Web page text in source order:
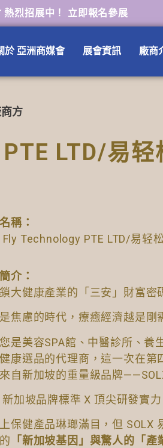
烈招展中！ 立即報名參展
於 亞洲商媒會 展會資訊 廠商
方
LTD/易轻
稱：
Fly Technology PTE LTD/易轻
介：
大健康產業的「三安」財富密
是焦慮的時代，療癒經濟越是剛
是美容SPA館、中醫診所、養
康選品的代理商，這一次在
自新加坡的重量級品牌
加坡品牌標準 X 頂尖研發實力
保健產品琳瑯滿目，但 SOLX
「新加坡基因」與驚人的「產